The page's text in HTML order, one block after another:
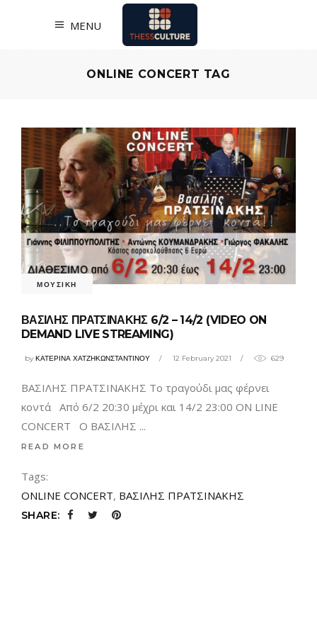
MENU
ONLINE CONCERT TAG
ΜΟΥΣΙΚΗ
ΒΑΣΙΛΗΣ ΠΡΑΤΣΙΝΑΚΗΣ 6/2 – 14/2 (VIDEO ON
DEMAND LIVE STREAMING)
byΚΑΤΕΡΙΝΑ ΧΑΤΖΗΚΩΝΣΤΑΝΤΙΝΟΥ 12 February 2021 629
ΒΑΣΙΛΗΣ ΠΡΑΤΣΙΝΑΚΗΣ Το τραγούδι μας φέρνει
κοντά Από 6/2 20:30 μέχρι και 14/2 23:00 ON LINE
CONCERT Ο ΒΑΣΙΛΗΣ
READ MORE
Tags:
ONLINE CONCERT, ΒΑΣΙΛΗΣ ΠΡΑΤΣΙΝΑΚΗΣ
SHARE: